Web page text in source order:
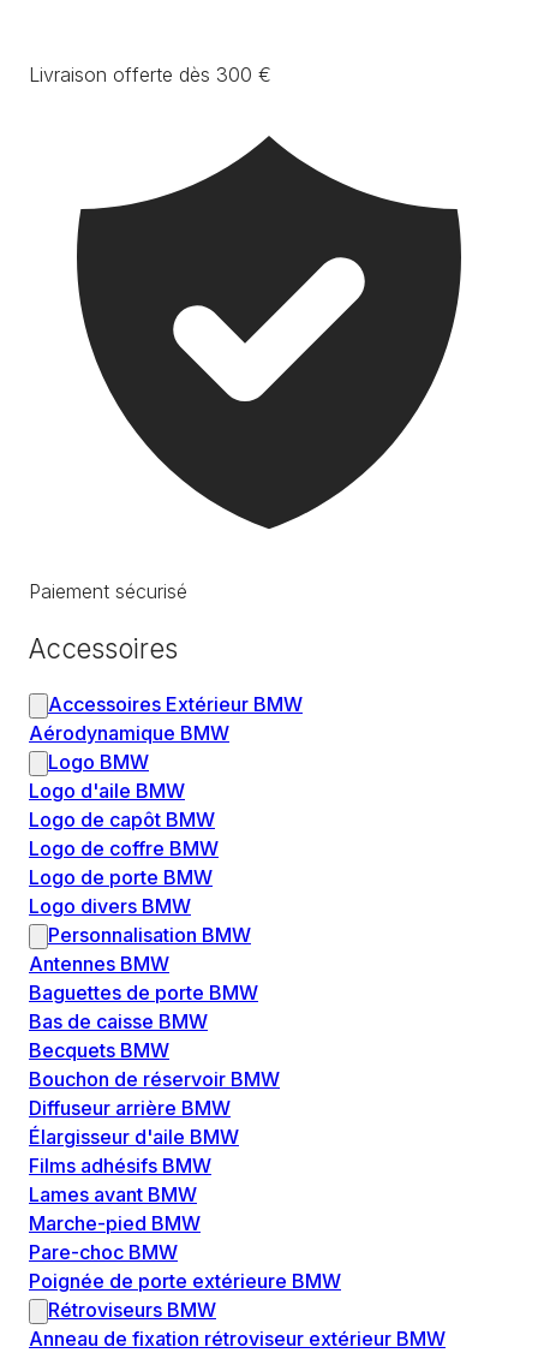
Livraison offerte dès 300 €
Paiement sécurisé
Accessoires
Accessoires Extérieur BMW
Aérodynamique BMW
Logo BMW
Logo d'aile BMW
Logo de capôt BMW
Logo de coffre BMW
Logo de porte BMW
Logo divers BMW
Personnalisation BMW
Antennes BMW
Baguettes de porte BMW
Bas de caisse BMW
Becquets BMW
Bouchon de réservoir BMW
Diffuseur arrière BMW
Élargisseur d'aile BMW
Films adhésifs BMW
Lames avant BMW
Marche-pied BMW
Pare-choc BMW
Poignée de porte extérieure BMW
Rétroviseurs BMW
Anneau de fixation rétroviseur extérieur BMW